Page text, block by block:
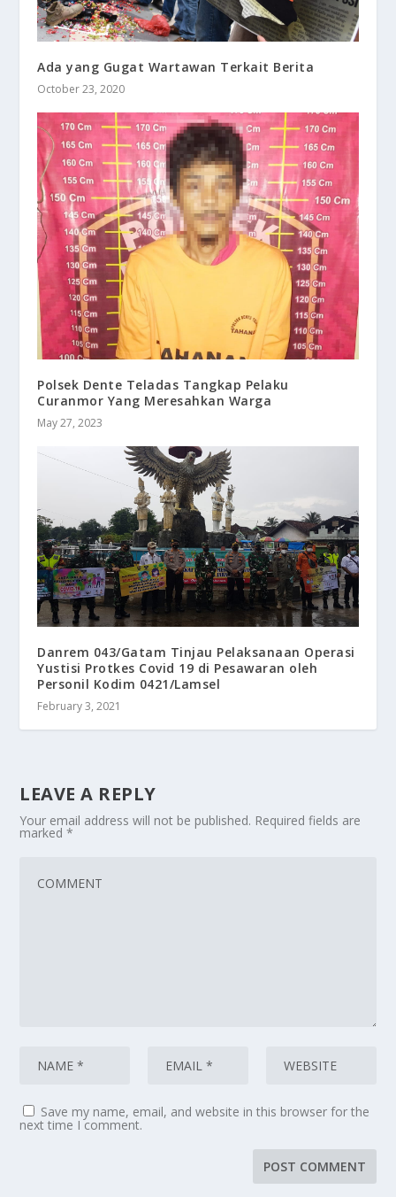
Ada yang Gugat Wartawan Terkait Berita
October 23, 2020
Polsek Dente Teladas Tangkap Pelaku
Curanmor Yang Meresahkan Warga
May 27, 2023
Danrem 043/Gatam Tinjau Pelaksanaan Operasi
Yustisi Protkes Covid 19 di Pesawaran oleh
Personil Kodim 0421/Lamsel
February 3, 2021
LEAVE A REPLY
Your email address will not be published. Required fields are
marked*
Save my name, email, and website in this browser for the
next time I comment.